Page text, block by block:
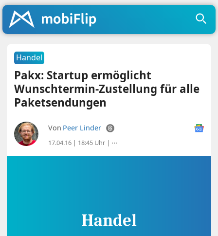
Handel
Pakx: Startup ermöglicht
Wunschtermin-Zustellung für alle
Paketsendungen
Von Peer Linder
17.04.16 | 18:45 Uhr | ⋯